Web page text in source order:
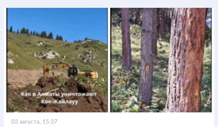
03 августа, 15:37